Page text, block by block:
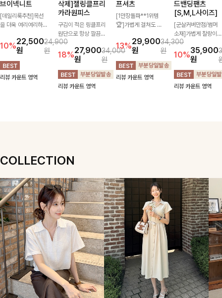
브이넥니트
[데일리룩추천]목선
을 더욱 여리여리하게
자인으로 깔끔한 무드
를 완성해주는 니트
🤍 부드러운 착용감
과 베이직한 실루엣으
로 단독은 물론 다양
10%22,500
원
24,900
원
리뷰 카운트 영역
삭제]젤링클프리
카라원피스
구김이 적은 링클프리
원단으로 항상 깔끔하
게 착용 가능하며 일
자로 떨어지는 넉넉한
핏으로 군살을 완벽히
커버해주는 원피스에
요🖤
18%27,900
원
34,000
원
리뷰 카운트 영역
프셔츠
[1만장돌파**1위템
🏆]가볍게 걸쳐도 살
감, 여름에 딱 맞는 코
튼 셔츠❤️ 여유 있는
핏과 스트라이프 패
턴, 자연스러운 실루
엣으로 데일리 코디에
13%29,900
원
34,300
원
리뷰 카운트 영역
드밴딩팬츠
[S,M,L사이즈]
[군살커버만점/썸머
소재]가볍게 찰랑이는
원단과 여유로운 와이
드 핏으로 하루 종일
편안하게 착용하실 수
있는 팬츠입니다 🖤
✨ 허리 전체 밴딩과
스트링 디테일로 안정
10%35,900
원
리뷰 카운트 영역
COLLECTION